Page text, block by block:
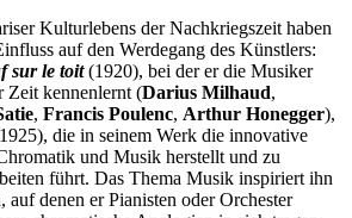
Kulturlebens der Nachkriegszeit haben
auf den Werdegang des Künstlers:
sur le toit(1920), bei der er die Musiker
Zeit kennenlernt (Darius Milhaud,
, Francis Poulenc, Arthur Honegger),
die in seinem Werk die innovative
und Musik herstellt und zu
führt. Das Thema Musik inspiriert ihn
denen er Pianisten oder Orchester